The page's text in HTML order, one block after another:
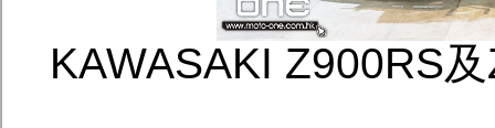
KAWASAKI Z900RS